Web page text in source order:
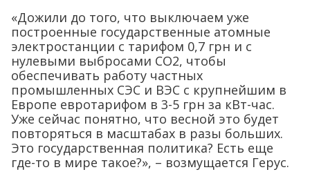
«Дожили до того, что выключаем уже
построенные государственные атомные
электростанции с тарифом 0,7 грн и с
нулевыми выбросами СО2, чтобы
обеспечивать работу частных
промышленных СЭС и ВЭС с крупнейшим в
Европе евротарифом в 3-5 грн за кВт-час.
Уже сейчас понятно, что весной это будет
повторяться в масштабах в разы больших.
Это государственная политика? Есть еще
где-то в мире такое?», – возмущается Герус.